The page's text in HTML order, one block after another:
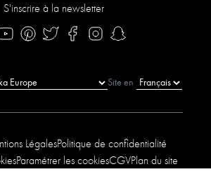
S'inscrire à la newsletter
LégalesPolitique de confidentialité
Paramétrer les cookiesCGVPlan du site
Site en